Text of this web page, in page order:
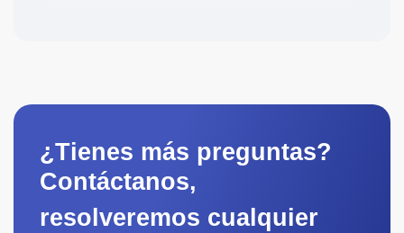
¿Tienes más preguntas?
Contáctanos,
resolveremos cualquier